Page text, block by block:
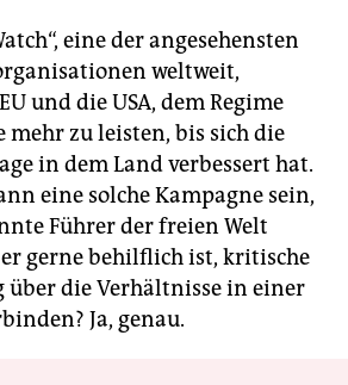
eine der angesehensten
weltweit,
und die USA, dem Regime
zu leisten, bis sich die
in dem Land verbessert hat.
eine solche Kampagne sein,
Führer der freien Welt
gerne behilflich ist, kritische
die Verhältnisse in einer
Ja, genau.